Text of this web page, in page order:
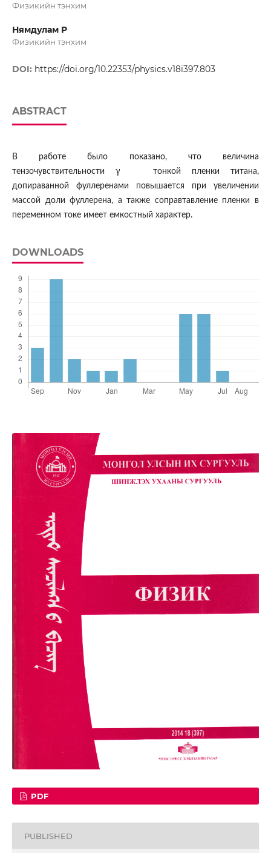
Физикийн тэнхим
Нямдулам Р
Физикийн тэнхим
DOI: https://doi.org/10.22353/physics.v18i397.803
ABSTRACT
В работе было показано, что величина
тензочувствительности γ тонкой пленки титана,
допираванной фуллеренами повышается при увеличении
массой доли фуллерена, а также соправтавление пленки в
переменном токе имеет емкостный характер.
DOWNLOADS
PDF
PUBLISHED